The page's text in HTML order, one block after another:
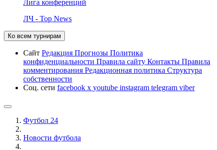
Лига конференций
ЛЧ - Top News
Ко всем турнирам
Сайт Редакция Прогнозы Политика
конфиденциальности Правила сайту Контакты Правила
комментирования Редакционная политика Структура
собственности
Соц. сети facebook x youtube instagram telegram viber
Футбол 24
Новости футбола